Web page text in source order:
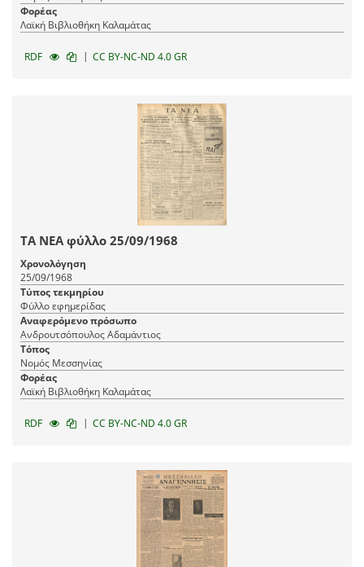
Φορέας
Λαϊκή Βιβλιοθήκη Καλαμάτας
RDF | CC BY-NC-ND 4.0 GR
ΤΑ ΝΕΑ φύλλο 25/09/1968
Χρονολόγηση
25/09/1968
Τύπος τεκμηρίου
Φύλλο εφημερίδας
Αναφερόμενο πρόσωπο
Ανδρουτσόπουλος Αδαμάντιος
Τόπος
Νομός Μεσσηνίας
Φορέας
Λαϊκή Βιβλιοθήκη Καλαμάτας
RDF | CC BY-NC-ND 4.0 GR